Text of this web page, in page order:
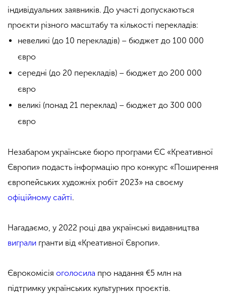
індивідуальних заявників. До участі допускаються
проєкти різного масштабу та кількості перекладів:
невеликі (до 10 перекладів) – бюджет до 100 000
євро
середні (до 20 перекладів) – бюджет до 200 000
євро
великі (понад 21 переклад) – бюджет до 300 000
євро
Незабаром українське бюро програми ЄС «Креативної
Європи» подасть інформацію про конкурс «Поширення
європейських художніх робіт 2023» на своєму
офіційному сайті.
Нагадаємо, у 2022 році два українські видавництва
виграли гранти від «Креативної Європи».
Єврокомісія оголосила про надання €5 млн на
підтримку українських культурних проєктів.